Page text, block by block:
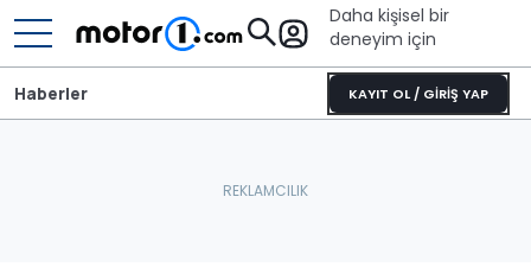
Daha kişisel bir
deneyim için
KAYIT OL / GİRİŞ YAP
Haberler